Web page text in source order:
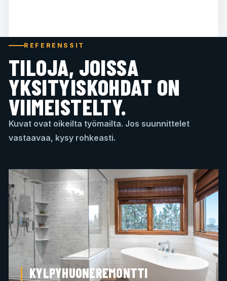
REFERENSSIT
TILOJA, JOISSA
YKSITYISKOHDAT ON
VIIMEISTELTY.
Kuvat ovat oikeilta työmailta. Jos suunnittelet
vastaavaa, kysy rohkeasti.
KYLPYHUONEREMONTTI